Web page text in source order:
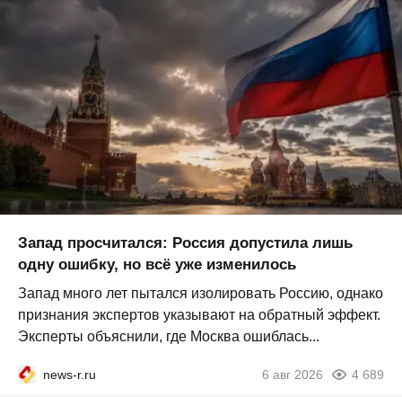
Запад просчитался: Россия допустила лишь
одну ошибку, но всё уже изменилось
Запад много лет пытался изолировать Россию, однако
признания экспертов указывают на обратный эффект.
Эксперты объяснили, где Москва ошиблась...
news-r.ru 6 авг 2026 4 689